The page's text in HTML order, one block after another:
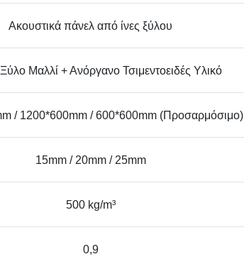
Ακουστικά πάνελ από ίνες ξύλου
Μαλλί + Ανόργανο Τσιμεντοειδές Υλικό
/ 1200*600mm / 600*600mm (Προσαρμόσιμο)
15mm / 20mm / 25mm
500 kg/m³
0,9